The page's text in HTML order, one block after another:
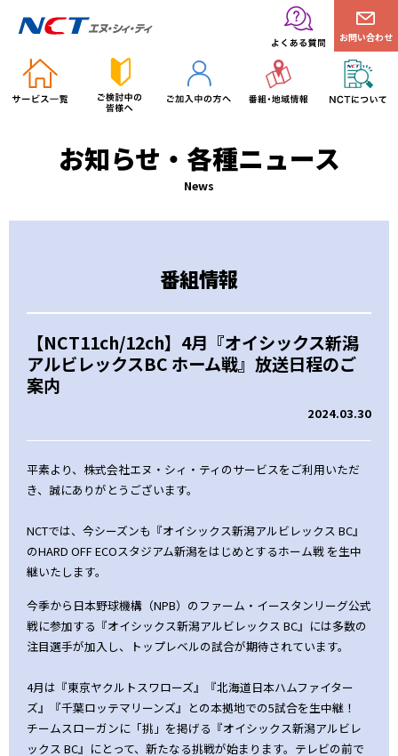
お問い合わせ
お知らせ・各種ニュース
News
番組情報
【NCT11ch/12ch】4月『オイシックス新潟
アルビレックスBC ホーム戦』放送日程のご
案内
2024.03.30
平素より、株式会社エヌ・シィ・ティのサービスをご利用いただ
き、誠にありがとうございます。
NCTでは、今シーズンも『オイシックス新潟アルビレックス BC』
のHARD OFF ECOスタジアム新潟をはじめとするホーム戦 を生中
継いたします。
今季から日本野球機構（NPB）のファーム・イースタンリーグ公式
戦に参加する『オイシックス新潟アルビレックス BC』には多数の
注目選手が加入し、トップレベルの試合が期待されています。
4月は『東京ヤクルトスワローズ』『北海道日本ハムファイター
ズ』『千葉ロッテマリーンズ』との本拠地での5試合を生中継！
チームスローガンに「挑」を掲げる『オイシックス新潟アルビレ
ックス BC』にとって、新たなる挑戦が始まります。テレビの前で